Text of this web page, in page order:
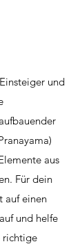
und
aus
Für dein
auf einen
und helfe
richtige